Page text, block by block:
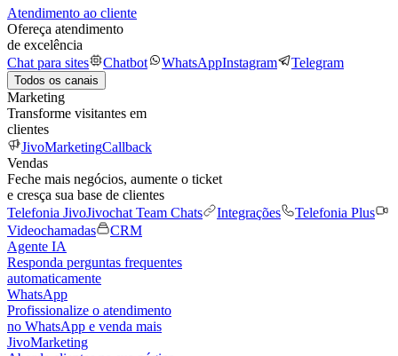
Atendimento ao cliente
Ofereça atendimento
de excelência
Chat para sites
Chatbot WhatsAppInstagram Telegram
Todos os canais
Marketing
Transforme visitantes em
clientes
JivoMarketingCallback
Vendas
Feche mais negócios, aumente o ticket
e cresça sua base de clientes
Telefonia JivoJivochat Team Chats Integrações
Telefonia Plus
Videochamadas
CRM
Agente IA
Responda perguntas frequentes
automaticamente
WhatsApp
Profissionalize o atendimento
no WhatsApp e venda mais
JivoMarketing